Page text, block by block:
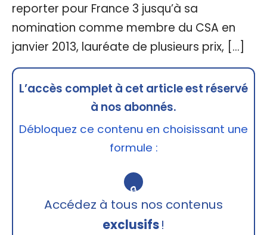
reporter pour France 3 jusqu’à sa
nomination comme membre du CSA en
janvier 2013, lauréate de plusieurs prix, […]
L’accès complet à cet article est réservé
à nos abonnés.
Débloquez ce contenu en choisissant une
formule :
🔒
Accédez à tous nos contenus
exclusifs!